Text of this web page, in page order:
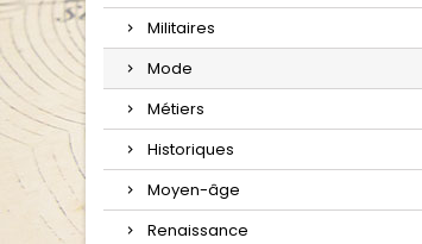
Militaires
Mode
Métiers
Historiques
Moyen-âge
Renaissance